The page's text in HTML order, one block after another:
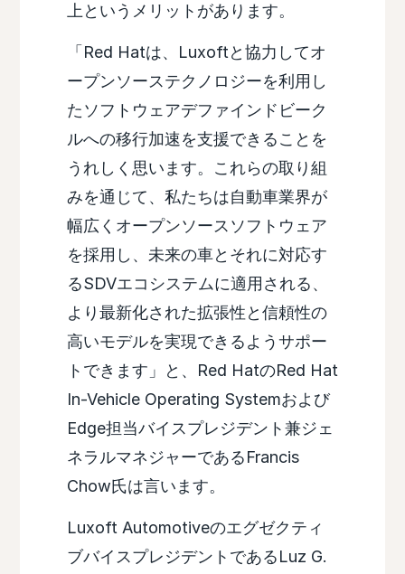
上というメリットがあります。
「Red Hatは、Luxoftと協力してオ
ープンソーステクノロジーを利用し
たソフトウェアデファインドビーク
ルへの移行加速を支援できることを
うれしく思います。これらの取り組
みを通じて、私たちは自動車業界が
幅広くオープンソースソフトウェア
を採用し、未来の車とそれに対応す
るSDVエコシステムに適用される、
より最新化された拡張性と信頼性の
高いモデルを実現できるようサポー
トできます」と、Red HatのRed Hat
In-Vehicle Operating Systemおよび
Edge担当バイスプレジデント兼ジェ
ネラルマネジャーであるFrancis
Chow氏は言います。
Luxoft Automotiveのエグゼクティ
ブバイスプレジデントであるLuz G.